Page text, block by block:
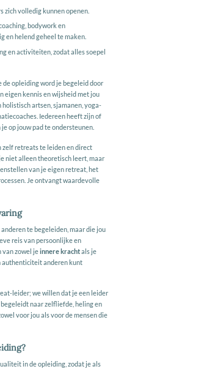
zich volledig kunnen openen.
bodywork en
en helend geheel te maken.
en activiteiten, zodat alles soepel
de opleiding word je begeleid door
eigen kennis en wijsheid met jou
artsen, sjamanen, yoga-
Iedereen heeft zijn of
op jouw pad te ondersteunen.
zelf retreats te leiden en direct
niet alleen theoretisch leert, maar
van je eigen retreat, het
Je ontvangt waardevolle
te begeleiden, maar die jou
reis van persoonlijke en
van zowel jeinnere krachtals je
authenticiteit anderen kunt
leider; we willen dat je een leider
naar zelfliefde, heling en
voor jou als voor de mensen die
in de opleiding, zodat je als